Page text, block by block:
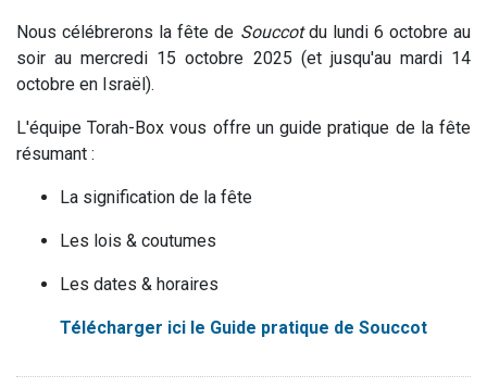
Nous célébrerons la fête de Souccotdu lundi 6 octobre au
soir au mercredi 15 octobre 2025 (et jusqu'au mardi 14
octobre en Israël).
L'équipe Torah-Box vous offre un guide pratique de la fête
résumant :
La signification de la fête
Les lois & coutumes
Les dates & horaires
Télécharger ici le Guide pratique de Souccot